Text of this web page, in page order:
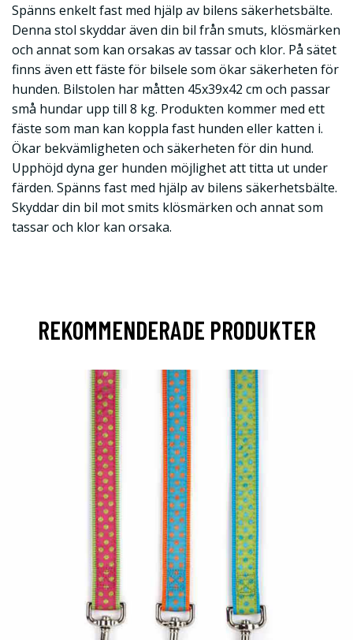
Spänns enkelt fast med hjälp av bilens säkerhetsbälte.
Denna stol skyddar även din bil från smuts, klösmärken
och annat som kan orsakas av tassar och klor. På sätet
finns även ett fäste för bilsele som ökar säkerheten för
hunden. Bilstolen har måtten 45x39x42 cm och passar
små hundar upp till 8 kg. Produkten kommer med ett
fäste som man kan koppla fast hunden eller katten i.
Ökar bekvämligheten och säkerheten för din hund.
Upphöjd dyna ger hunden möjlighet att titta ut under
färden. Spänns fast med hjälp av bilens säkerhetsbälte.
Skyddar din bil mot smits klösmärken och annat som
tassar och klor kan orsaka.
REKOMMENDERADE PRODUKTER